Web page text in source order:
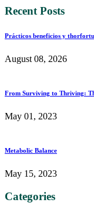
Recent Posts
Prácticos beneficios y
August 08, 2026
From Surviving to Thriving:
May 01, 2023
Metabolic Balance
May 15, 2023
Categories